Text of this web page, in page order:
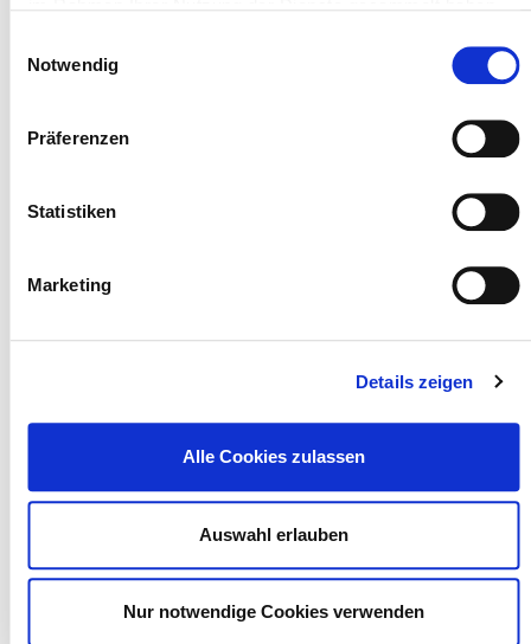
Notwendig
Präferenzen
Statistiken
Marketing
Details zeigen
Alle Cookies zulassen
Auswahl erlauben
Nur notwendige Cookies verwenden
Telefon: 03 61 - 653 09 - 0 • Telefax: 03 61 - 653 09 - 15 •